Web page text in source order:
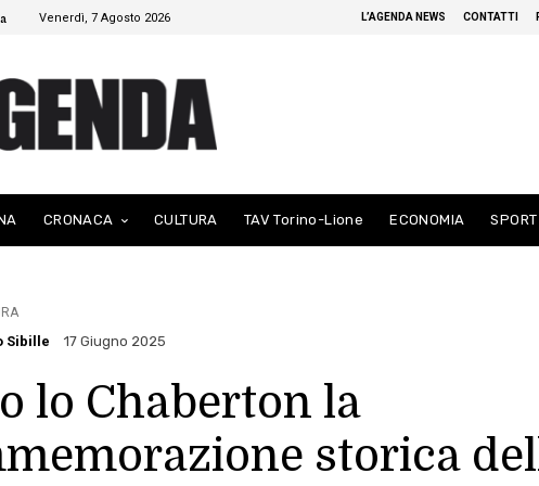
Venerdì, 7 Agosto 2026 L’AGENDA NEWS CONTATTI
CRONACA CULTURA TAV Torino-Lione ECONOMIA SPORT
Sibille 17 Giugno 2025
lo Chaberton la
storica